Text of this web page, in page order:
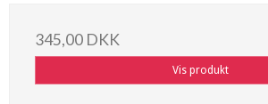
345,00 DKK
Vis produkt